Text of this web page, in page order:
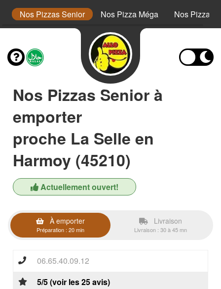
Nos Pizzas Senior Nos Pizza Méga Nos Pizzas
Nos Pizzas Senior à
emporter
proche La Selle en
Harmoy (45210)
Actuellement ouvert!
À emporter
Préparation : 20 min
Livraison
Livraison : 30 à 45 mn
06.65.40.09.12
5/5 (voir les 25 avis)